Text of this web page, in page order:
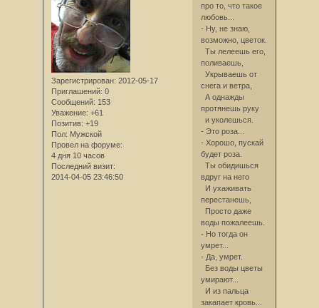
Зарегистрирован: 2012-05-17
Приглашений: 0
Сообщений: 153
Уважение: +61
Позитив: +19
Пол: Мужской
Провел на форуме:
4 дня 10 часов
Последний визит:
2014-04-05 23:46:50
про то, что такое
любовь...
- Ну, не знаю,
возможно, цветок.
Ты лелеешь его,
поливаешь,
Укрываешь от
снега и ветра,
А однажды
протянешь руку
и уколешься.
- Это роза...
- Хорошо, пускай
будет роза.
Ты обидишься
вдруг на него
И ухаживать
перестанешь,
Просто даже
воды пожалеешь.
- Но тогда он
умрет...
- Да, умрет.
Без воды цветы
умирают...
И из пальца
закапает кровь...